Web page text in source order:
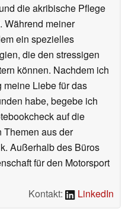
die akribische Pflege
Während meiner
ein spezielles
die den stressigen
können. Nachdem ich
meine Liebe für das
habe, begebe ich
auf die
Themen aus der
Außerhalb des Büros
für den Motorsport
Kontakt:
LinkedIn